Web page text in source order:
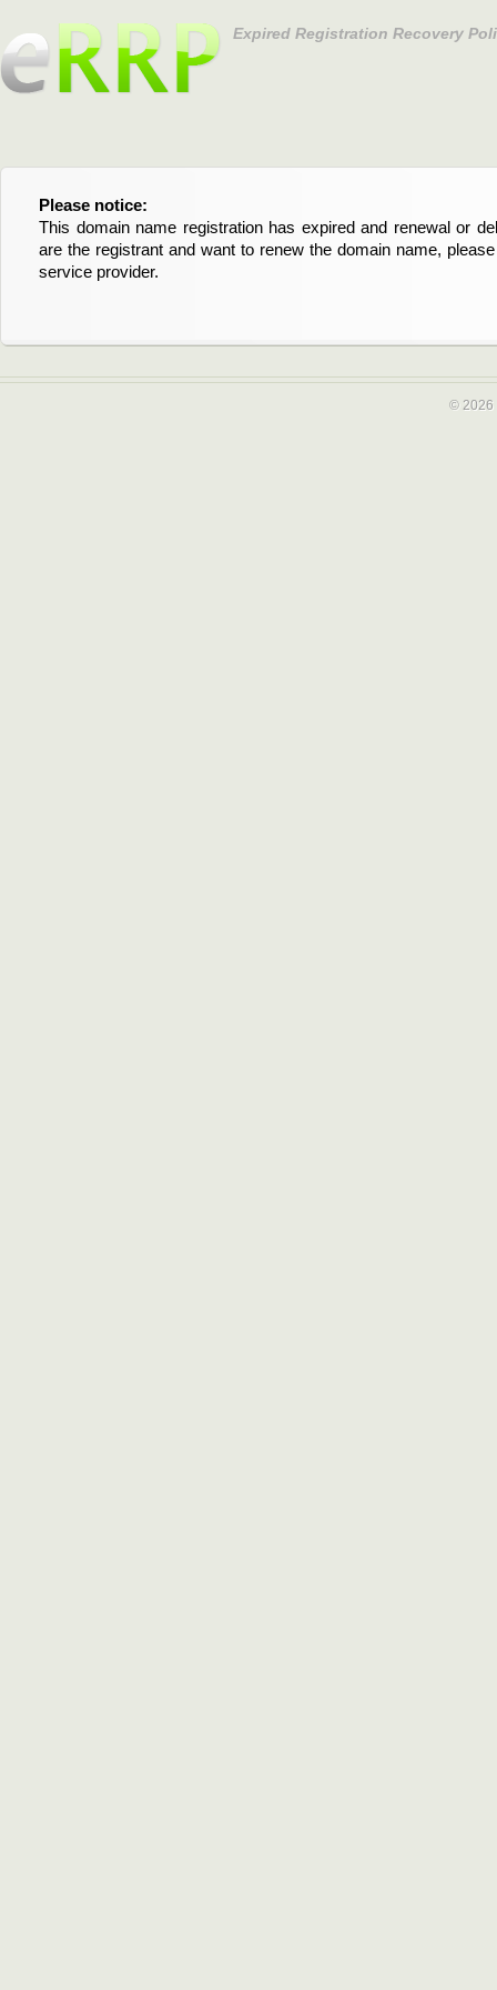
Expired Registration Recovery
Please notice:
This domain name registration has expired and renewal or
are the registrant and want to renew the domain name,
service provider.
Bitte beachten Sie:
Diese Domainregistrierung ist abgelaufen und die
Domain stehen an. Wenn Sie der Registrant sind und
verlängern möchten, kontaktieren Sie bitte Ihren Service-
© 2026